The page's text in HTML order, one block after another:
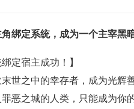
绑定系统，成为一个主宰黑
定宿主成功！】
世之中的幸存者，成为光辉
恶之城的人类，只能成为你